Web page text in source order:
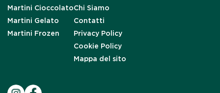
Martini Cioccolato
Martini Gelato
Martini Frozen
Chi Siamo
Contatti
Privacy Policy
Cookie Policy
Mappa del sito